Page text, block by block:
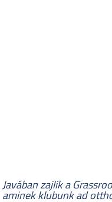
Javában zajlik a
aminek klubunk ad